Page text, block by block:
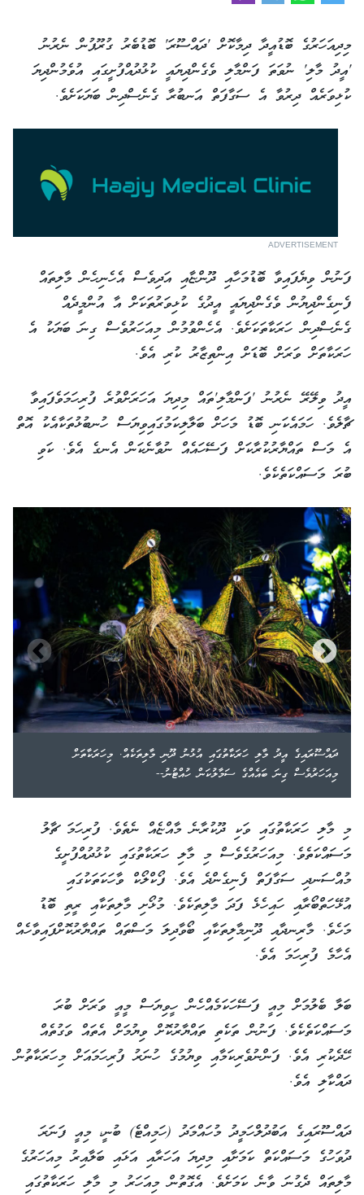
މިދިއަހަރުގެ ބޮޑުއީދާ ދިމާކޮށް 'ދައްސޫރަ' ބޮޑުބެރު ގުރޫޕުން ނެރުނު
'އީދު މާލި' ނުވަތަ ފަންމާލި ވެގެންދިޔައީ ކުޅުދުއްފުށީގައި އުވެމުންދިޔަ
ކުޅިވަރެއް ދިރުވާ އެ ސަގާފަތް އަނބުރާ ގެނެސްދިން ބަޔަކަށެވެ.
ADVERTISEMENT
ފަނުން ވިޔެފައިވާ ބޮޑުމަހާއި ދޫންޏާއި އަދިވެސް އެހެނިހެން މާލިތައް
ފެނިގެންދިޔުން ވެގެންދިޔައީ އީދުގެ ކުޅިވަރުތަކަށް އާ އުންމީދެއް
ގެނެސްދިން ހަރަކާތަކަށެވެ. އެހެންވުމުން މިއަހަރުވެސް ގިނަ ބަޔަކު އެ
ހަރަކާތަށް ވަރަށް ބޮޑަށް އިންތިޒާރު ކުރި އެވެ.
އީދު ވިލޭރޭ ނެރުނު 'ފަންމާލި'ތައް މިދިޔަ އަހަރަށްވުރެ ފުރިހަމަވެފައިވާ
ޗާލެވެ. ހަމައެކަނި ބޮޑު މަހަށް ބަލާލިކަމުގައިވިޔަސް ހުނބުޅުތަކާއެކު އޮތް
އެ މަސް ތައްޔާރުކުރާކަށް ފަސޭހައެއް ނުވާނެކަން އެނގެ އެވެ. ކަވި
ބުރަ މަސައްކަތެކެވެ.
ދައްސޫރައިގެ އީދު މާލި ހަރަކާތުގައި އުޅުނު ދޫނި މާލިތަކެއް. މިހަރަކާތަށް
މިއަހަރުވެސް ގިނަ ބައެއްގެ ސަމާލުކަން ހުއްޓުނު--
މި މާލި ހަރަކާތުގައި ވަކި ދޫކުރާނެ މާއްޏެއް ނެތެވެ. ފުރިހަމަ ޗާލު
މަސައްކަތެވެ. މިއަހަރުގެވެސް މި މާލި ހަރަކާތުގައި ކުޅުދުއްފުށީގެ
މުއްސަނދި ސަގާފަތް ފެނިގެންދެ އެވެ. ފޯކްލޯކް ވާހަކަތަކުގައި
އުޅޭހަތްބޯރާއި ހައިހެޅެ ފަދަ މާލިތަކެވެ. މުޅޯށި މާލިތަކާއި ރީތި ބޮޑު
މަހެވެ. މާރިނދާއި ދޫނިމާލިތަކާއި ބޯވާދިލަ މަސްތައް ތައްޔާރުކޮށްފައިވާހެއް
އެހާމެ ފުރިހަމަ އެވެ.
ބަލާ ބެލުމަށް މިއީ ފަސޭހަކަމެއްހެން ހީވިޔަސް މީއީ ވަރަށް ބުރަ
މަސައްކަތެކެވެ. ފަނުން ތަކެތި ތައްޔާރުކޮށް ވިޔުމަށް އެތައް ވަގުތެއް
ހޭދެކުރި އެވެ. ފަންނުވެރިކަމާއި ވިޔުމުގެ ހުނަރު ފުރިހަމައަށް މިހަރަކާތުން
ދައްކާލި އެވެ.
ދައްސޫރައިގެ އަބުދުލްހަމީދު މުހައްމަދު (ހަމިއްޓެ) ބުނީ، މިއީ ފަނަރަ
ދުވަހުގެ މަސައްކަތް ކަމަށާއި މިދިޔަ އަހަރާއި އަޅައި ބަލާއިރު މިއަހަރުގެ
މާލިތައް ދެގުނަ ވާނެ ކަމަށެވެ. އެގޮތުން މިއަހަރު މި މާލި ހަރަކާތުގައި